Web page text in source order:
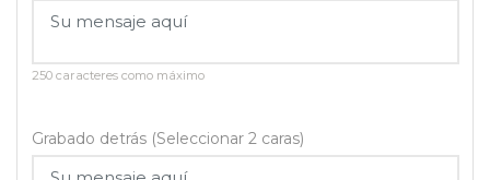
250 caracteres como máximo
Grabado detrás (Seleccionar 2 caras)